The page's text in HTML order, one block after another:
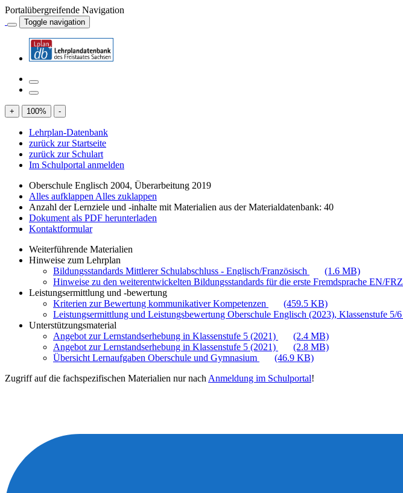
Portalübergreifende Navigation
Toggle navigation
+ 100% -
Lehrplan-Datenbank
zurück zur Startseite
zurück zur Schulart
Im Schulportal anmelden
Oberschule Englisch 2004, Überarbeitung 2019
Alles aufklappen Alles zuklappen
Anzahl der Lernziele und -inhalte mit Materialien aus der Materialdatenbank: 40
Dokument als PDF herunterladen
Kontaktformular
Weiterführende Materialien
Hinweise zum Lehrplan
Bildungsstandards Mittlerer Schulabschluss - Englisch/Französisch
(1.6 MB)
Hinweise zu den weiterentwickelten Bildungsstandards für die erste Fremdsprache EN/FRZ
Leistungsermittlung und -bewertung
Kriterien zur Bewertung kommunikativer Kompetenzen
(459.5 KB)
Leistungsermittlung und Leistungsbewertung Oberschule Englisch (2023), Klassenstufe 5/6
Unterstützungsmaterial
Angebot zur Lernstandserhebung in Klassenstufe 5 (2021)
(2.4 MB)
Angebot zur Lernstandserhebung in Klassenstufe 5 (2021)
(2.8 MB)
Übersicht Lernaufgaben Oberschule und Gymnasium
(46.9 KB)
Zugriff auf die fachspezifischen Materialien nur nach Anmeldung im Schulportal!